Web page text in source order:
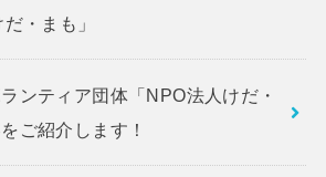
・まも」
ンティア団体「NPO法人けだ・
ご紹介します！